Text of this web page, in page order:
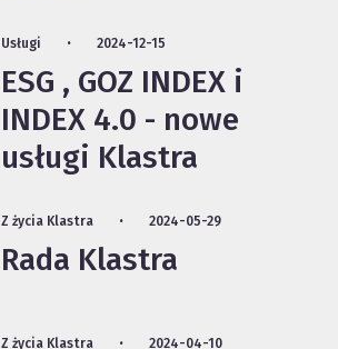
Usługi 2024-12-15
ESG , GOZ INDEX i
INDEX 4.0 - nowe
usługi Klastra
Z życia Klastra 2024-05-29
Rada Klastra
Z życia Klastra 2024-04-10